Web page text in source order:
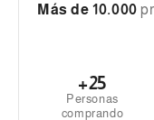
Más de 10.000
+25
Personas
comprando